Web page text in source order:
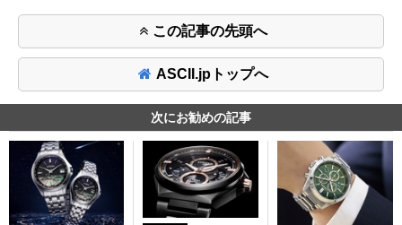
この記事の先頭へ
ASCII.jpトップへ
次にお勧めの記事